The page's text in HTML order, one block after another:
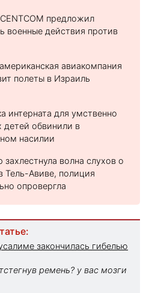
предложил
военные действия против
авиакомпания
полеты в Израиль
интерната для умственно
детей обвинили в
насилии
захлестнула волна слухов о
Тель-Авиве, полиция
опровергла
закончилась гибелью
ремень? у вас мозги